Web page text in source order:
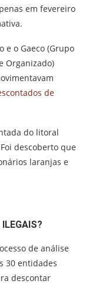
em fevereiro
e o Gaeco (Grupo
Organizado)
de
do litoral
descoberto que
laranjas e
de análise
30 entidades
descontar